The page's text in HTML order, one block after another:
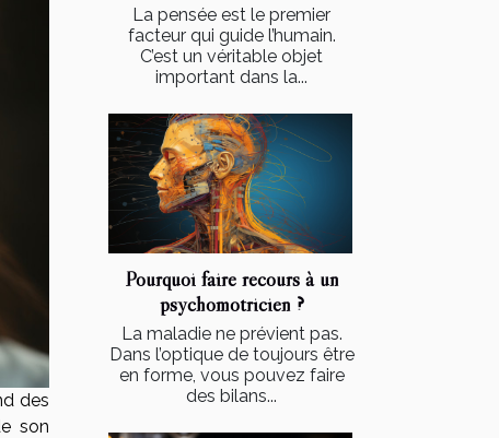
des
son
La pensée est le premier
facteur qui guide l’humain.
C’est un véritable objet
important dans la...
Pourquoi faire recours à un
psychomotricien ?
La maladie ne prévient pas.
Dans l’optique de toujours être
en forme, vous pouvez faire
des bilans...